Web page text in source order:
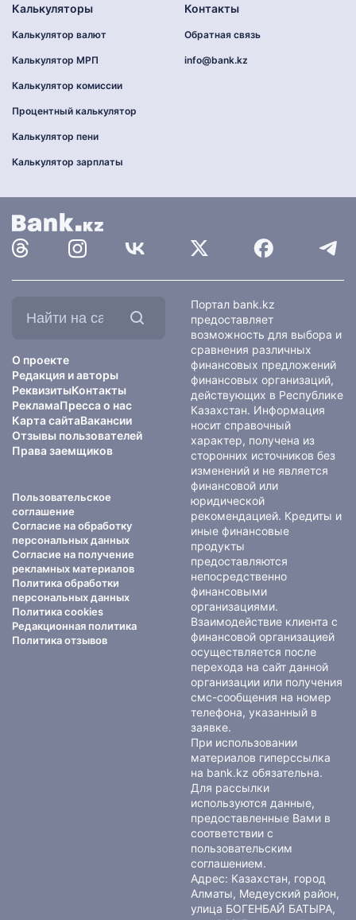
Калькуляторы
Калькулятор валют
Калькулятор МРП
Калькулятор комиссии
Процентный калькулятор
Калькулятор пени
Калькулятор зарплаты
Контакты
Обратная связь
info@bank.kz
О проекте
Редакция и авторы
РеквизитыКонтакты
РекламаПресса о нас
Карта сайтаВакансии
Отзывы пользователей
Права заемщиков
Пользовательское
соглашение
Согласие на обработку
персональных данных
Согласие на получение
рекламных материалов
Политика обработки
персональных данных
Политика cookies
Редакционная политика
Политика отзывов
Портал bank.kz
предоставляет
возможность для выбора и
сравнения различных
финансовых предложений
финансовых организаций,
действующих в Республике
Казахстан. Информация
носит справочный
характер, получена из
сторонних источников без
изменений и не является
финансовой или
юридической
рекомендацией. Кредиты и
иные финансовые
продукты
предоставляются
непосредственно
финансовыми
организациями.
Взаимодействие клиента с
финансовой организацией
осуществляется после
перехода на сайт данной
организации или получения
смс-сообщения на номер
телефона, указанный в
заявке.
При использовании
материалов гиперссылка
на bank.kz обязательна.
Для рассылки
используются данные,
предоставленные Вами в
соответствии с
пользовательским
соглашением.
Адрес: Казахстан, город
Алматы, Медеуский район,
улица БОГЕНБАЙ БАТЫРА,